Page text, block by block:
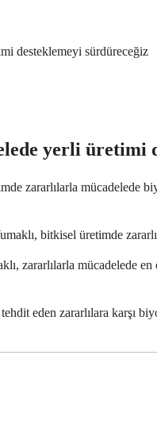
desteklemeyi sürdüreceğiz
yerli üretimi
zararlılarla mücadelede
bitkisel üretimde
zararlılarla mücadelede
eden zararlılara karşı